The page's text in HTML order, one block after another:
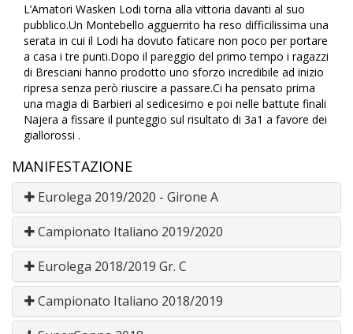
L’Amatori Wasken Lodi torna alla vittoria davanti al suo
pubblico.Un Montebello agguerrito ha reso difficilissima una
serata in cui il Lodi ha dovuto faticare non poco per portare
a casa i tre punti.Dopo il pareggio del primo tempo i ragazzi
di Bresciani hanno prodotto uno sforzo incredibile ad inizio
ripresa senza però riuscire a passare.Ci ha pensato prima
una magia di Barbieri al sedicesimo e poi nelle battute finali
Najera a fissare il punteggio sul risultato di 3a1 a favore dei
giallorossi .
MANIFESTAZIONE
Eurolega 2019/2020 - Girone A
Campionato Italiano 2019/2020
Eurolega 2018/2019 Gr. C
Campionato Italiano 2018/2019